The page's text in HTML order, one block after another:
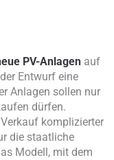
PV-Anlagen auf
Entwurf eine
Anlagen sollen nur
dürfen.
komplizierter
die staatliche
Modell, mit dem